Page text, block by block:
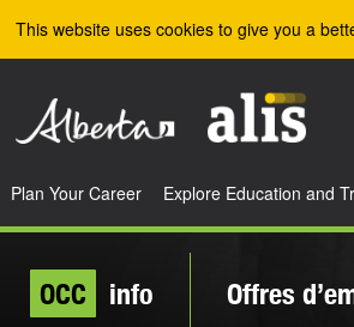
This website uses cookies to give you a
Plan Your Career Explore Education and
OCC info Offres